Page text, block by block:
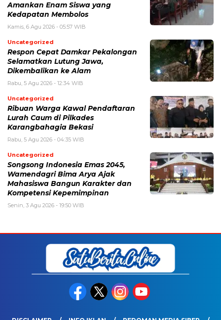
Amankan Enam Siswa yang
Kedapatan Membolos
Kamis, 6 Agu 2026 - 05:57 WIB
Uncategorized
Respon Cepat Damkar Pekalongan
Selamatkan Lutung Jawa,
Dikembalikan ke Alam
Rabu, 5 Agu 2026 - 12:34 WIB
Uncategorized
Ribuan Warga Kawal Pendaftaran
Lurah Caum di Pilkades
Karangbahagia Bekasi
Rabu, 5 Agu 2026 - 04:35 WIB
Uncategorized
Songsong Indonesia Emas 2045,
Wamendagri Bima Arya Ajak
Mahasiswa Bangun Karakter dan
Kompetensi Kepemimpinan
Senin, 3 Agu 2026 - 19:50 WIB